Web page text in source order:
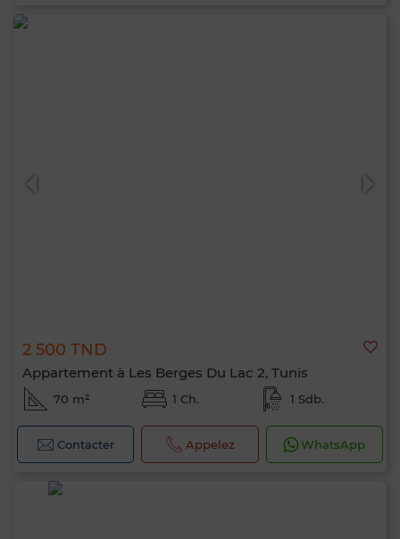
2 500 TND
Appartement à Les Berges Du Lac 2, Tunis
70 m² 1 Ch. 1 Sdb.
Contacter Appelez WhatsApp